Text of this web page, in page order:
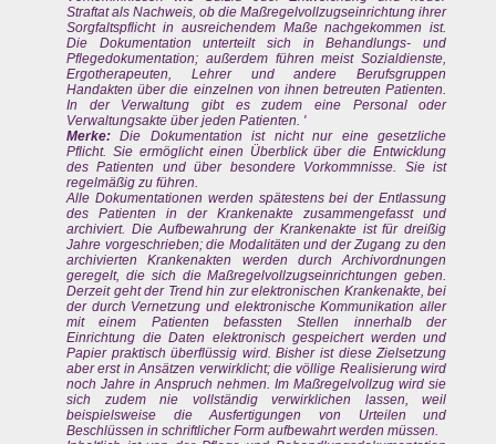
Straftat als Nachweis, ob die Maßregelvollzugseinrichtung ihrer
Sorgfaltspflicht in ausreichendem Maße nachgekommen ist.
Die Dokumentation unterteilt sich in Behandlungs- und
Pflegedokumentation; außerdem führen meist Sozialdienste,
Ergotherapeuten, Lehrer und andere Berufsgruppen
Handakten über die einzelnen von ihnen betreuten Patienten.
In der Verwaltung gibt es zudem eine Personal oder
Verwaltungsakte über jeden Patienten. '
Merke: Die Dokumentation ist nicht nur eine gesetzliche
Pflicht. Sie ermöglicht einen Überblick über die Entwicklung
des Patienten und über besondere Vorkommnisse. Sie ist
regelmäßig zu führen.
Alle Dokumentationen werden spätestens bei der Entlassung
des Patienten in der Krankenakte zusammengefasst und
archiviert. Die Aufbewahrung der Krankenakte ist für dreißig
Jahre vorgeschrieben; die Modalitäten und der Zugang zu den
archivierten Krankenakten werden durch Archivordnungen
geregelt, die sich die Maßregelvollzugseinrichtungen geben.
Derzeit geht der Trend hin zur elektronischen Krankenakte, bei
der durch Vernetzung und elektronische Kommunikation aller
mit einem Patienten befassten Stellen innerhalb der
Einrichtung die Daten elektronisch gespeichert werden und
Papier praktisch überflüssig wird. Bisher ist diese Zielsetzung
aber erst in Ansätzen verwirklicht; die völlige Realisierung wird
noch Jahre in Anspruch nehmen. Im Maßregelvollzug wird sie
sich zudem nie vollständig verwirklichen lassen, weil
beispielsweise die Ausfertigungen von Urteilen und
Beschlüssen in schriftlicher Form aufbewahrt werden müssen.